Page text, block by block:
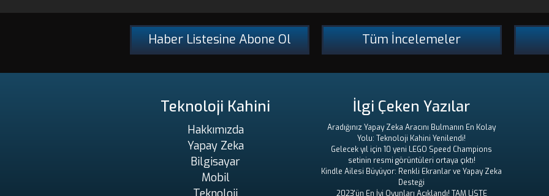
Haber Listesine Abone Ol Tüm İncelemeler
Teknoloji Kahini
Hakkımızda
Yapay Zeka
Bilgisayar
Mobil
İlgi Çeken Yazılar
Aradığınız Yapay Zeka Aracını Bulmanın En Kolay
Yolu: Teknoloji Kahini Yenilendi!
Gelecek yıl için 10 yeni LEGO Speed ​​Champions
setinin resmi görüntüleri ortaya çıktı!
Kindle Ailesi Büyüyor: Renkli Ekranlar ve Yapay Zeka
Desteği
2023'ün En İyi Oyunları Açıklandı! TAM LİSTE